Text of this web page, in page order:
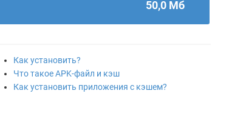
50,0 Мб
Как установить?
Что такое APK-файл и кэш
Как установить приложения с кэшем?